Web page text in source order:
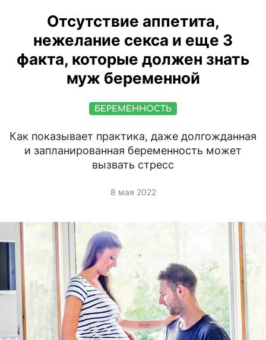
Отсутствие аппетита,
нежелание секса и еще 3
факта, которые должен знать
муж беременной
БЕРЕМЕННОСТЬ
Как показывает практика, даже долгожданная
и запланированная беременность может
вызвать стресс
8 мая 2022